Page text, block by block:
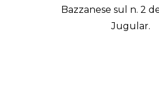
Bazzanese sul n. 2
Jugular.